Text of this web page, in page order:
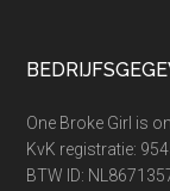
Footer
One Broke Girl is
KvK registratie:
BTW ID: